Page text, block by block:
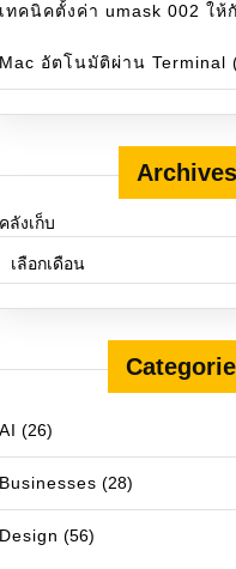
เทคนิคตั้งค่า umask 002 ให้
Mac อัตโนมัติผ่าน Terminal
Archives
คลังเก็บ
AI (26)
Businesses (28)
Design (56)